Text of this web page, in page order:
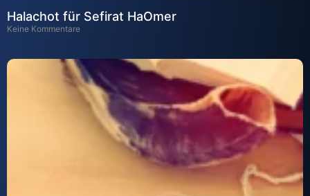
Halachot für Sefirat HaOmer
Keine Kommentare